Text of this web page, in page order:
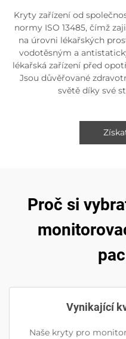
Kryty zařízení od
normy ISO 13485, čímž
na úrovni lékařských
vodotěsným a
lékařská zařízení před
Jsou důvěřované
světě díky své
Proč si
Vynikající
Naše kryty pro